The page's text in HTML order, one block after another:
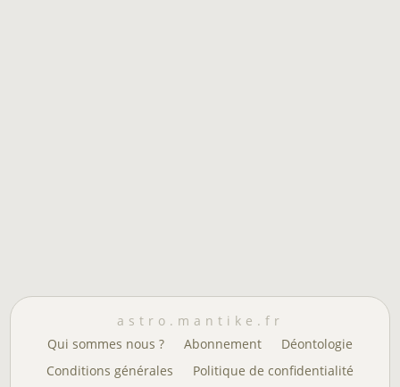
astro.mantike.fr
Qui sommes nous ?
Abonnement
Déontologie
Conditions générales
Politique de confidentialité